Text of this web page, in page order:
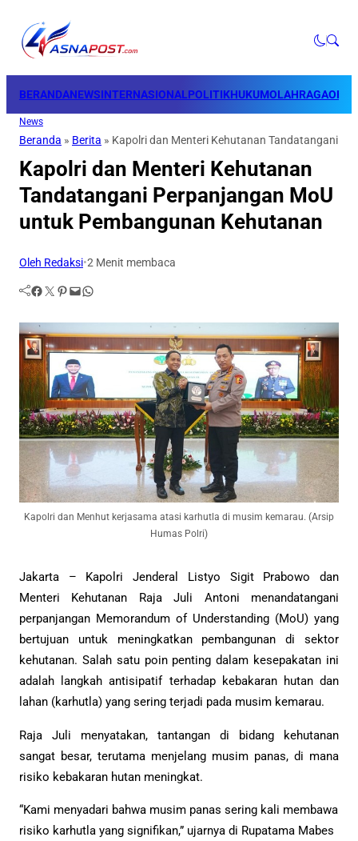
BERANDANEWSINTERNASIONALPOLITIKHUKUMOLAHRAGAOPINI
News
Beranda » Berita » Kapolri dan Menteri Kehutanan Tandatangani
Kapolri dan Menteri Kehutanan
Tandatangani Perpanjangan MoU
untuk Pembangunan Kehutanan
Oleh Redaksi•2 Menit membaca
Facebook Twitter Pinterest Mail WhatsApp
Kapolri dan Menhut kerjasama atasi karhutla di musim kemarau. (Arsip
Humas Polri)
Jakarta – Kapolri Jenderal Listyo Sigit Prabowo dan
Menteri Kehutanan Raja Juli Antoni menandatangani
perpanjangan Memorandum of Understanding (MoU) yang
bertujuan untuk meningkatkan pembangunan di sektor
kehutanan. Salah satu poin penting dalam kesepakatan ini
adalah langkah antisipatif terhadap kebakaran hutan dan
lahan (karhutla) yang sering terjadi pada musim kemarau.
Raja Juli menyatakan, tantangan di bidang kehutanan
sangat besar, terutama menjelang musim panas, di mana
risiko kebakaran hutan meningkat.
“Kami menyadari bahwa musim panas sering kali membawa
risiko karhutla yang signifikan,” ujarnya di Rupatama Mabes